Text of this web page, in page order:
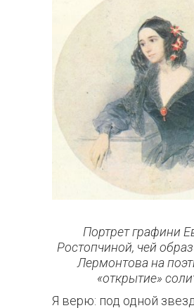
Портрет графини
Ростопчиной, чей
Лермонтова на
«открытие»
Я верю: под одной